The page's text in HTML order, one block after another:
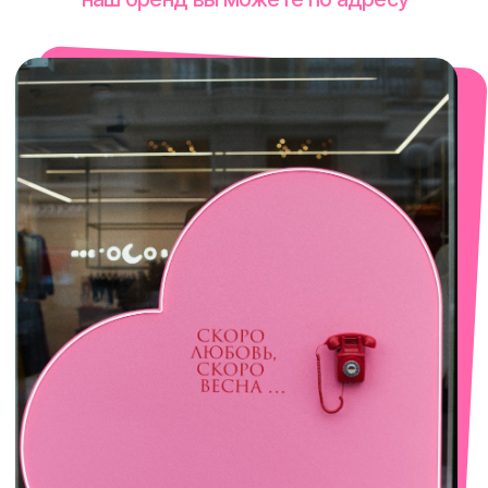
Сочи
Село Эстосадок, ТРЦ Горки Молл,
Горная Карусель, 3
+7 (919) 374-04-04
с 10-00 до 22-00
смотреть в Яндекс. Картах